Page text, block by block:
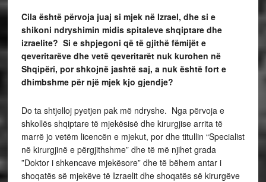
Cila ështëpërvoja juaj si mjek nëIzrael, dhe si e
shikoni ndryshimin midis spitaleve shqiptare dhe
izraelite? Si e shpjegoni që të gjithë fëmijët e
qeveritarëve dhe vetë qeveritarët nuk kurohen në
Shqipëri, por shkojnë jashtë saj, a nuk është fort e
dhimbshme për një mjek kjo gjendje?
Do ta shtjelloj pyetjen pak më ndryshe. Nga përvoja e
shkollës shqiptare të mjekësisë dhe kirurgjise arrita të
marrë jo vetëm licencën e mjekut, por dhe titullin “Specialist
në kirurgjinë e përgjithshme” dhe të më njihet grada
”Doktor i shkencave mjekësore” dhe të bëhem antar i
shoqatës së mjekëve të Izraelit dhe shoqatës së kirurgëve